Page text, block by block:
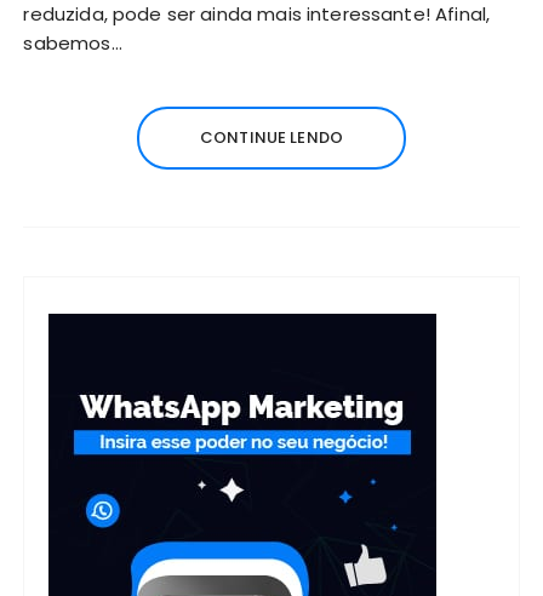
reduzida, pode ser ainda mais interessante! Afinal,
sabemos…
CONTINUE LENDO